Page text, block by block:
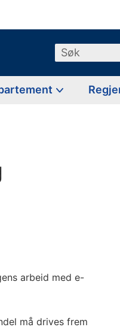
Søk
arbeid med e-
må drives frem